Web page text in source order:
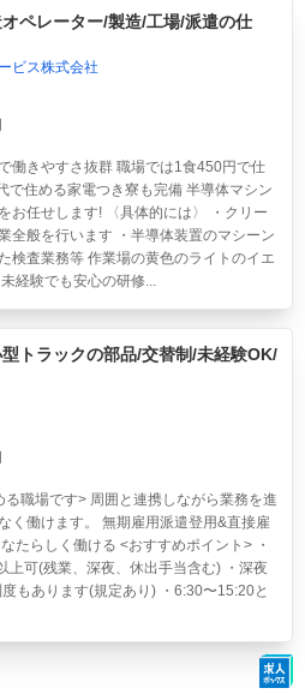
ペレーター/製造/工場/派遣の仕
ビス株式会社
働きやすさ抜群 職場では1食450円で仕
で住める家電つき寮も完備 半導体マシン
お任せします! 〈具体的には〉 ・クリー
全般を行います ・半導体装置のマシーン
検査業務等 作業場の黄色のライトのイエ
経験でも安心の研修...
トラックの部品/交替制/未経験OK/
る職場です> 周囲と連携しながら業務を進
く働けます。 無期雇用派遣登用&直接雇
たらしく働ける <おすすめポイント> ・
可(残業、深夜、休出手当含む) ・深夜
もあります(規定あり) ・6:30〜15:20と